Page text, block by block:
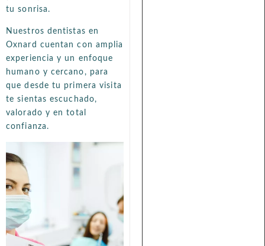
tu sonrisa.
Nuestros dentistas en
Oxnard cuentan con amplia
experiencia y un enfoque
humano y cercano, para
que desde tu primera visita
te sientas escuchado,
valorado y en total
confianza.